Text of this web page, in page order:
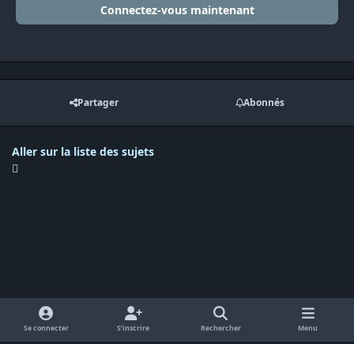
Connectez-vous maintenant
Partager Abonnés
Aller sur la liste des sujets
Se connecter S’inscrire Rechercher Menu